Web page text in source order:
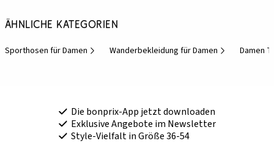
Ähnliche Kategorien
Sporthosen für Damen Wanderbekleidung für Damen Damen
Die bonprix-App jetzt downloaden
Exklusive Angebote im Newsletter
Style-Vielfalt in Größe 36-54